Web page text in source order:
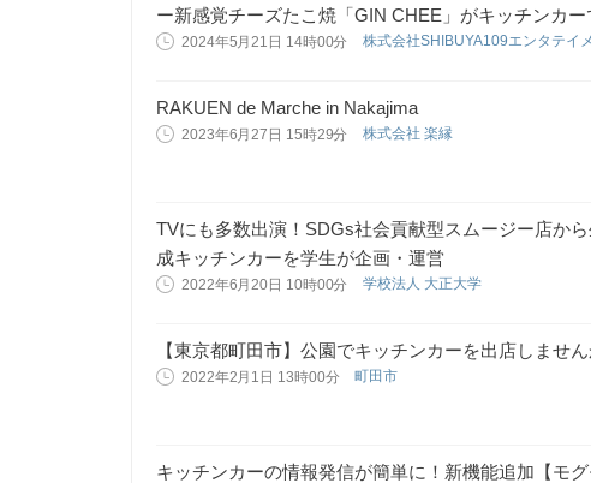
ー新感覚チーズたこ焼「GIN CHEE」がキッチンカー
2024年5月21日 14時00分 株式会社SHIBUYA109エンタテイ
RAKUEN de Marche in Nakajima
2023年6月27日 15時29分 株式会社 楽縁
TVにも多数出演！SDGs社会貢献型スムージー店か
成キッチンカーを学生が企画・運営
2022年6月20日 10時00分 学校法人 大正大学
【東京都町田市】公園でキッチンカーを出店しませ
2022年2月1日 13時00分 町田市
キッチンカーの情報発信が簡単に！新機能追加【モグ